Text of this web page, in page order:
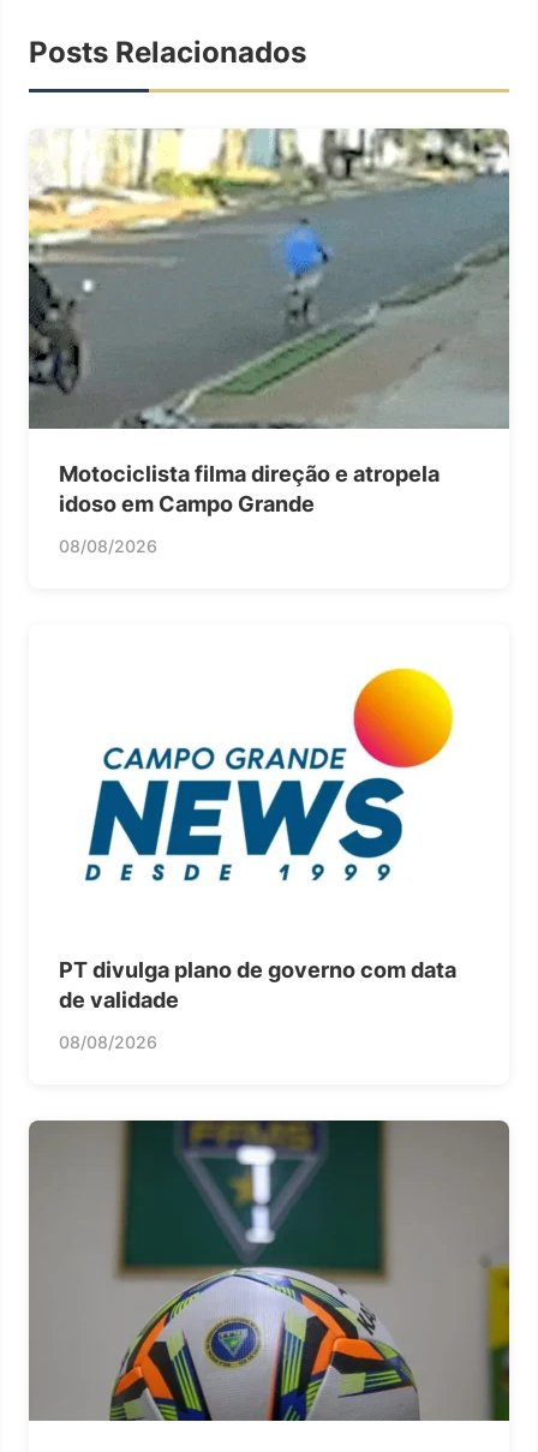
Posts Relacionados
Motociclista filma direção e atropela
idoso em Campo Grande
08/08/2026
PT divulga plano de governo com data
de validade
08/08/2026